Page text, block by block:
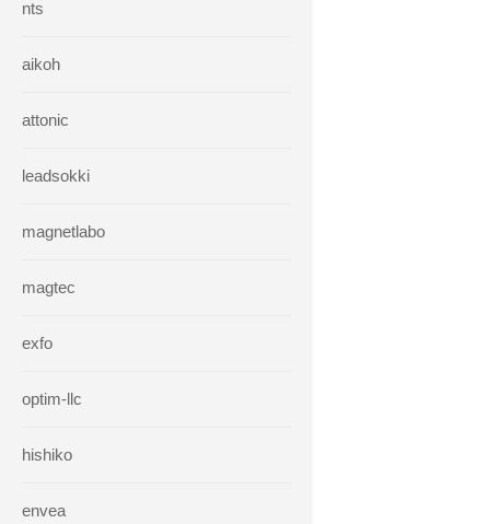
nts
aikoh
attonic
leadsokki
magnetlabo
magtec
exfo
optim-llc
hishiko
envea